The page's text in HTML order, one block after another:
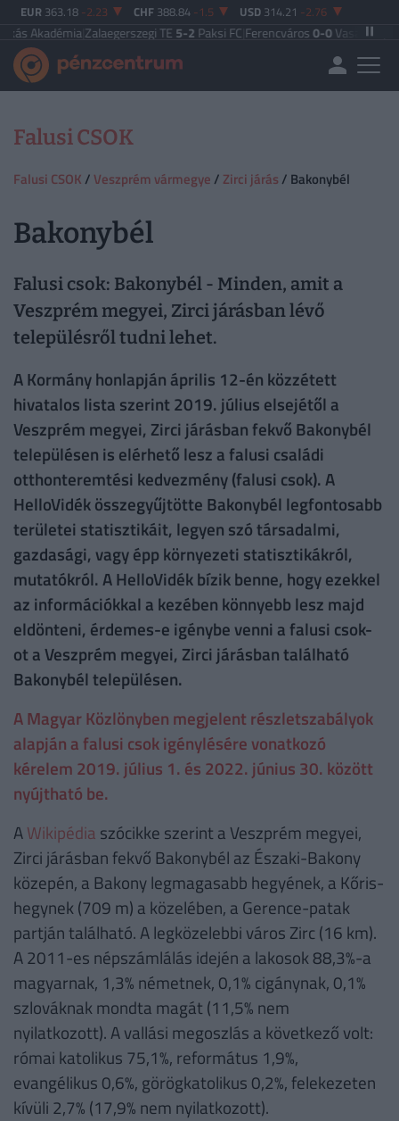
EUR 363.18 -2.23 CHF 388.84 -1.5 USD 314.21 -2.76
|Zalaegerszegi TE5-2Paksi FC|Ferencváros0-0Vasas FC Győri
Falusi CSOK
Falusi CSOK / Veszprém vármegye / Zirci járás / Bakonybél
Bakonybél
Falusi csok: Bakonybél - Minden, amit a
Veszprém megyei, Zirci járásban lévő
településről tudni lehet.
A Kormány honlapján április 12-én közzétett
hivatalos lista szerint 2019. július elsejétől a
Veszprém megyei, Zirci járásban fekvő Bakonybél
településen is elérhető lesz a falusi családi
otthonteremtési kedvezmény (falusi csok). A
HelloVidék összegyűjtötte Bakonybél legfontosabb
területei statisztikáit, legyen szó társadalmi,
gazdasági, vagy épp környezeti statisztikákról,
mutatókról. A HelloVidék bízik benne, hogy ezekkel
az információkkal a kezében könnyebb lesz majd
eldönteni, érdemes-e igénybe venni a falusi csok-
ot a Veszprém megyei, Zirci járásban található
Bakonybél településen.
A Magyar Közlönyben megjelent részletszabályok
alapján a falusi csok igénylésére vonatkozó
kérelem 2019. július 1. és 2022. június 30. között
nyújtható be.
AWikipédia szócikke szerint a Veszprém megyei,
Zirci járásban fekvő Bakonybél az Északi-Bakony
közepén, a Bakony legmagasabb hegyének, a Kőris-
hegynek (709 m) a közelében, a Gerence-patak
partján található. A legközelebbi város Zirc (16 km).
A 2011-es népszámlálás idején a lakosok 88,3%-a
magyarnak, 1,3% németnek, 0,1% cigánynak, 0,1%
szlováknak mondta magát (11,5% nem
nyilatkozott). A vallási megoszlás a következő volt:
római katolikus 75,1%, református 1,9%,
evangélikus 0,6%, görögkatolikus 0,2%, felekezeten
kívüli 2,7% (17,9% nem nyilatkozott).